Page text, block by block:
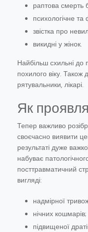
раптова смерть
психологічне та
звістка про
викидні у жінок.
Найбільш схильні до
похилого віку. Також
рятувальники, лікарі.
Як
Тепер важливо
своєчасно виявити
результаті дуже
набуває
посттравматичний
вигляді:
надмірної
нічних кошмарів;
підвищеної